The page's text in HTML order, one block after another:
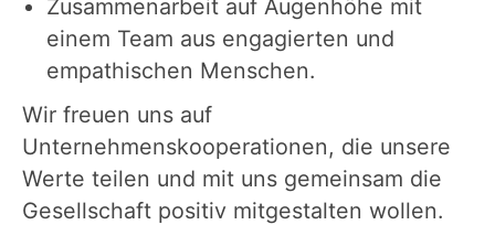
Zusammenarbeit auf Augenhöhe mit
einem Team aus engagierten und
empathischen Menschen.
Wir freuen uns auf
Unternehmenskooperationen, die unsere
Werte teilen und mit uns gemeinsam die
Gesellschaft positiv mitgestalten wollen.